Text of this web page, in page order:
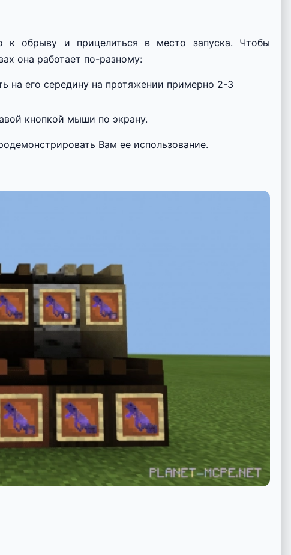
к обрыву и прицелиться в место запуска. Чтобы
она работает по-разному:
на его середину на протяжении примерно 2-3
кнопкой мыши по экрану.
Вам ее использование.